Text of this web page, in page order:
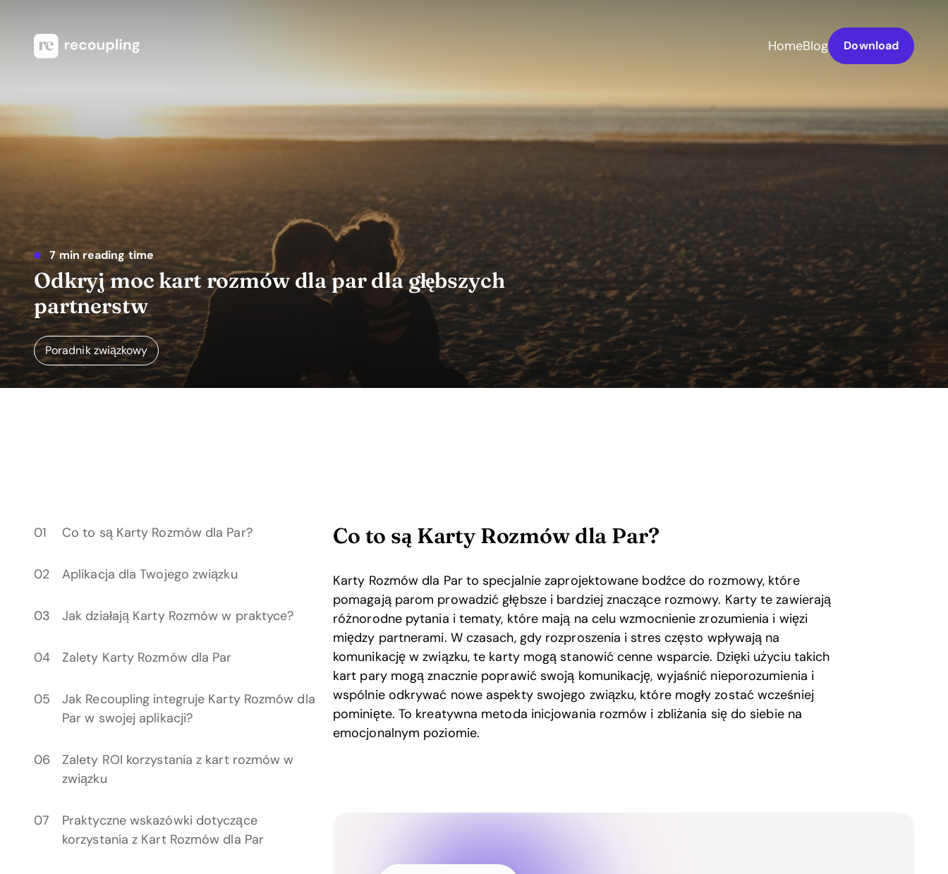
HomeBlog Download
7 min reading time
Odkryj moc kart rozmów dla par dla głębszych
partnerstw
Poradnik związkowy
Co to są Karty Rozmów dla Par?
Aplikacja dla Twojego związku
Jak działają Karty Rozmów w praktyce?
Zalety Karty Rozmów dla Par
Jak Recoupling integruje Karty Rozmów dla
Par w swojej aplikacji?
Zalety ROI korzystania z kart rozmów w
związku
Praktyczne wskazówki dotyczące
korzystania z Kart Rozmów dla Par
Co to są Karty Rozmów dla Par?
Karty Rozmów dla Par to specjalnie zaprojektowane bodźce do rozmowy, które
pomagają parom prowadzić głębsze i bardziej znaczące rozmowy. Karty te zawierają
różnorodne pytania i tematy, które mają na celu wzmocnienie zrozumienia i więzi
między partnerami. W czasach, gdy rozproszenia i stres często wpływają na
komunikację w związku, te karty mogą stanowić cenne wsparcie. Dzięki użyciu takich
kart pary mogą znacznie poprawić swoją komunikację, wyjaśnić nieporozumienia i
wspólnie odkrywać nowe aspekty swojego związku, które mogły zostać wcześniej
pominięte. To kreatywna metoda inicjowania rozmów i zbliżania się do siebie na
emocjonalnym poziomie.